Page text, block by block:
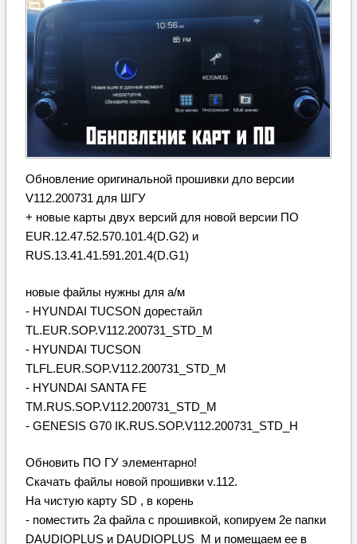
Обновление оригинальной прошивки дло версии
V112.200731 для ШГУ
+ новые карты двух версий для новой версии ПО
EUR.12.47.52.570.101.4(D.G2) и
RUS.13.41.41.591.201.4(D.G1)
новые файлы нужны для а/м
- HYUNDAI TUCSON дорестайл
TL.EUR.SOP.V112.200731_STD_М
- HYUNDAI TUCSON
TLFL.EUR.SOP.V112.200731_STD_М
- HYUNDAI SANTA FE
TM.RUS.SOP.V112.200731_STD_М
- GENESIS G70 IK.RUS.SOP.V112.200731_STD_H
Обновить ПО ГУ элементарно!
Скачать файлы новой прошивки v.112.
На чистую карту SD , в корень
- поместить 2а файла с прошивкой, копируем 2е папки
DAUDIOPLUS и DAUDIOPLUS_М и помещаем ее в